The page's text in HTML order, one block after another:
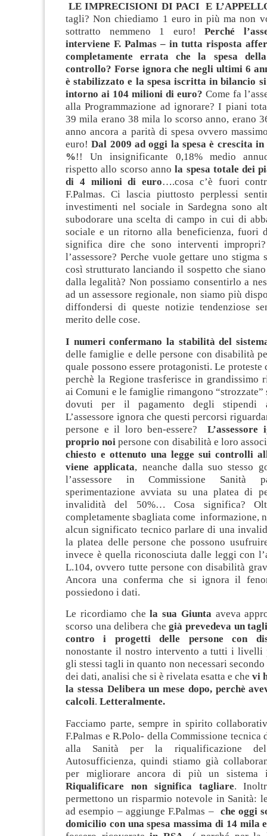
LE IMPRECISIONI DI PACI E
tagli? Non chiediamo 1 euro in più ma non
sottratto nemmeno 1 euro!Perché
interviene F. Palmas – in tutta risposta
completamente errata che la spesa
controllo? Forse ignora che negli ultimi 6
è stabilizzato e la spesa iscritta in bilancio
intorno ai 104 milioni di euro? Come fa
alla Programmazione ad ignorare? I piani
39 mila erano 38 mila lo scorso anno, erano
anno ancora a parità di spesa ovvero
euro!Dal 2009 ad oggi la spesa è crescita
%!! Un insignificante 0,18% medio
rispetto allo scorso annola spesa totale dei
di 4 milioni di euro….cosa c’è fuori
F.Palmas. Ci lascia piuttosto perplessi
investimenti nel sociale in Sardegna sono
subodorare una scelta di campo in cui di
sociale e un ritorno alla beneficienza, fuori
significa dire che sono interventi
l’assessore? Perche vuole gettare uno stigma
così strutturato lanciando il sospetto che
dalla legalità? Non possiamo consentirlo a
ad un assessore regionale, non siamo più
diffondersi di queste notizie tendenziose
merito delle cose.
I numeri confermano la stabilità del
delle famiglie e delle persone con disabilità
quale possono essere protagonisti. Le proteste
perchè la Regione trasferisce in grandissimo
ai Comuni e le famiglie rimangono
dovuti per il pagamento degli stipendi
L’assessore ignora che questi percorsi
persone e il loro ben-essere?
proprio noi persone con disabilità e loro
chiesto e ottenuto una legge sui controlli
viene applicata, neanche dalla suo stesso
l’assessore in Commissione
sperimentazione avviata su una platea di
invalidità del 50%… Cosa significa?
completamente sbagliata come informazione,
alcun significato tecnico parlare di una
la platea delle persone che possono
invece è quella riconosciuta dalle leggi con
L.104, ovvero tutte persone con disabilità
Ancora una conferma che si ignora il
possiedono i dati.
Le ricordiamo chela sua Giuntaaveva
scorso una delibera chegià prevedeva un
contro i progetti delle persone con
nonostante il nostro intervento a tutti i livelli
gli stessi tagli in quanto non necessari
dei dati, analisi che si è rivelata esatta e che vi
la stessa Delibera un mese dopo, perchè
calcoli. Letteralmente.
Facciamo parte, sempre in spirito
F.Palmas e R.Polo- della Commissione tecnica
alla Sanità per la riqualificazione
Autosufficienza, quindi stiamo già
per migliorare ancora di più un sistema
Riqualificare non significa tagliare.
permettono un risparmio notevole in Sanità:
ad esempio – aggiunge F.Palmas – che oggi
domicilio con una spesa massima di 14 mila